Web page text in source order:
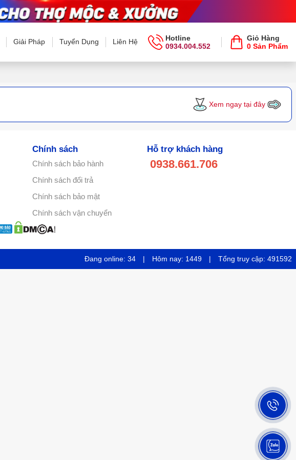
Giải Pháp Tuyển Dụng Liên Hệ
Hotline
0934.004.552
Giỏ Hàng
0 Sản Phẩm
Xem ngay tại đây
Chính sách
Chính sách bảo hành
Chính sách đổi trả
Chính sách bảo mật
Chính sách vận chuyển
Hỗ trợ khách hàng
0938.661.706
Đang online: 34 | Hôm nay: 1449 | Tổng truy cập: 491592